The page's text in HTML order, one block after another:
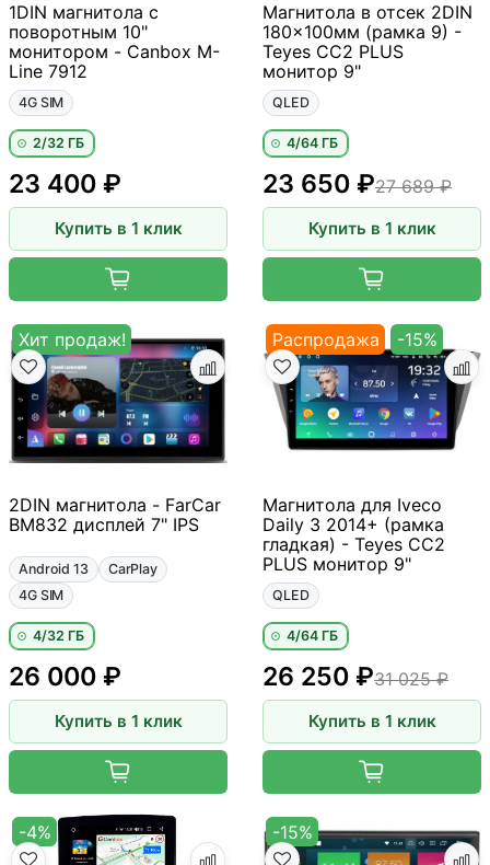
1DIN магнитола с
поворотным 10"
монитором - Canbox M-
Line 7912
4G SIM
2/32 ГБ
23 400 ₽
Купить в 1 клик
Магнитола в отсек 2DIN
180x100мм (рамка 9) -
Teyes CC2 PLUS
монитор 9"
QLED
4/64 ГБ
27 689 ₽
23 650 ₽
Купить в 1 клик
Хит продаж!
2DIN магнитола - FarCar
BM832 дисплей 7" IPS
Android 13
CarPlay
4G SIM
4/32 ГБ
26 000 ₽
Купить в 1 клик
Распродажа -15%
Магнитола для Iveco
Daily 3 2014+ (рамка
гладкая) - Teyes CC2
PLUS монитор 9"
QLED
4/64 ГБ
31 025 ₽
26 250 ₽
Купить в 1 клик
-4% -15%